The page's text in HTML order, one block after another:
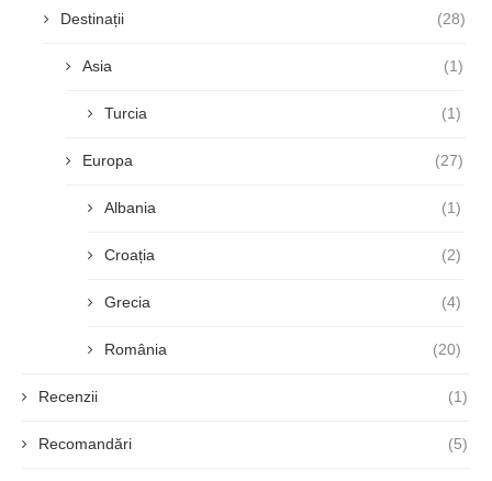
Destinații (28)
Asia (1)
Turcia (1)
Europa (27)
Albania (1)
Croația (2)
Grecia (4)
România (20)
Recenzii (1)
Recomandări (5)